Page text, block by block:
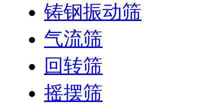
铸钢振动筛
气流筛
回转筛
摇摆筛